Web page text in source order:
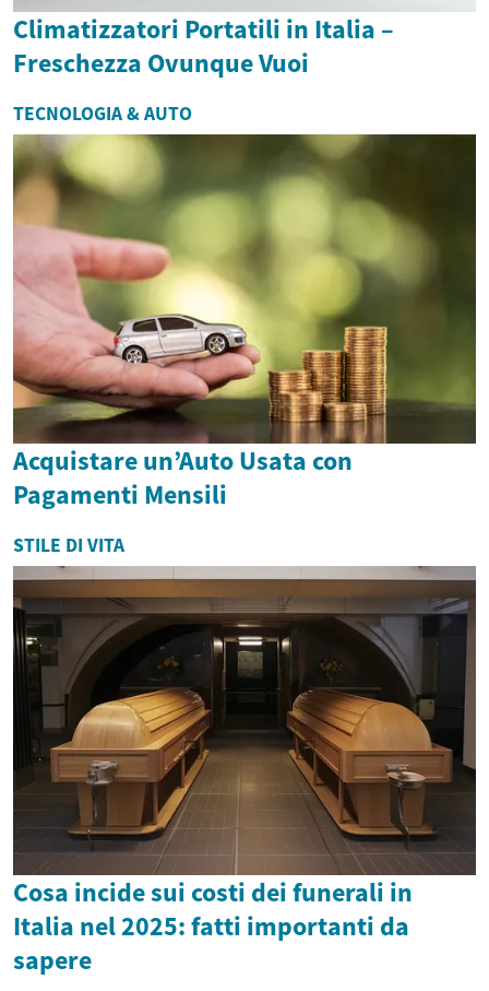
Climatizzatori Portatili in Italia –
Freschezza Ovunque Vuoi
TECNOLOGIA & AUTO
Acquistare un’Auto Usata con
Pagamenti Mensili
STILE DI VITA
Cosa incide sui costi dei funerali in
Italia nel 2025: fatti importanti da
sapere